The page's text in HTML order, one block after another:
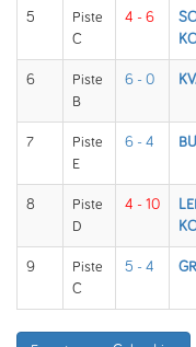
5
Piste
C
4 - 6
6
Piste
B
6 - 0
7
Piste
E
6 - 4
8
Piste
D
4 - 10
9
Piste
C
5 - 4